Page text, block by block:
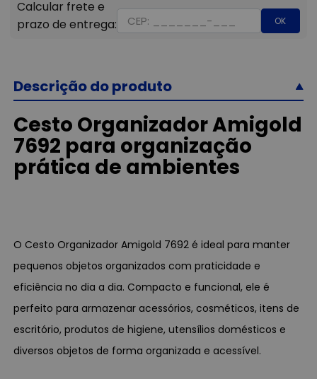
OK
Descrição do produto
Cesto Organizador Amigold
7692 para organização
prática de ambientes
O Cesto Organizador Amigold 7692 é ideal para manter
pequenos objetos organizados com praticidade e
eficiência no dia a dia. Compacto e funcional, ele é
perfeito para armazenar acessórios, cosméticos, itens de
escritório, produtos de higiene, utensílios domésticos e
diversos objetos de forma organizada e acessível.